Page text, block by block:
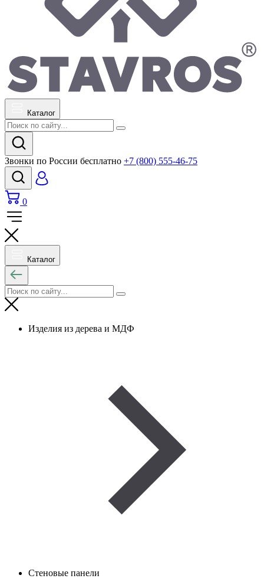
Каталог
Звонки по России бесплатно +7 (800) 555-46-75
0
Каталог
Изделия из дерева и МДФ
Стеновые панели